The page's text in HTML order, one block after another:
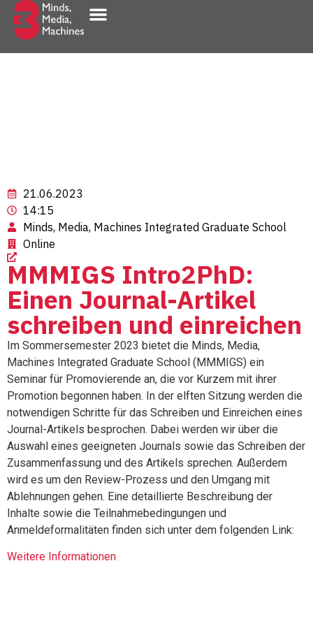
21.06.2023
14:15
Minds, Media, Machines Integrated Graduate School
Online
MMMIGS Intro2PhD:
Einen Journal-Artikel
schreiben und einreichen
Im Sommersemester 2023 bietet die Minds, Media,
Machines Integrated Graduate School (MMMIGS) ein
Seminar für Promovierende an, die vor Kurzem mit ihrer
Promotion begonnen haben. In der elften Sitzung werden die
notwendigen Schritte für das Schreiben und Einreichen eines
Journal-Artikels besprochen. Dabei werden wir über die
Auswahl eines geeigneten Journals sowie das Schreiben der
Zusammenfassung und des Artikels sprechen. Außerdem
wird es um den Review-Prozess und den Umgang mit
Ablehnungen gehen. Eine detaillierte Beschreibung der
Inhalte sowie die Teilnahmebedingungen und
Anmeldeformalitäten finden sich unter dem folgenden Link:
Weitere Informationen